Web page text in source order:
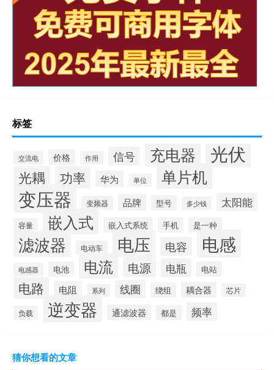
标签
交流电 价格 作用 信号 充电器 光伏
光耦 功率 华为 单位 单片机
变压器 变频器 品牌 型号 多少钱 太阳能
容量 嵌入式 嵌入式系统 手机 是一种
滤波器 电动车 电压 电容 电感
电感器 电池 电流 电源 电瓶 电站
电路 电阻 系列 线圈 绕组 耦合器 芯片
负载 逆变器 通滤波器 都是 频率
猜你想看的文章